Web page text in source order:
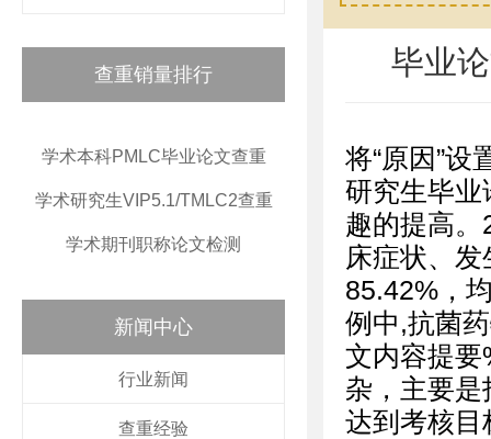
查重销量排行
学术本科PMLC毕业论文查重
学术研究生VIP5.1/TMLC2查重
学术期刊职称论文检测
新闻中心
行业新闻
查重经验
毕业
将“原因”
研究生毕业
趣的提高
床症状、
85.42%，
例中,抗菌
文内容提要
杂，主要
达到考核目